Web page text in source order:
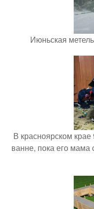
Июньская
В красноярском
ванне, пока его